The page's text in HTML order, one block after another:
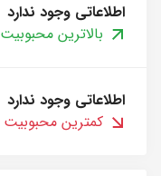
اطلاعاتی وجود ندارد
بالاترین محبوبیت
اطلاعاتی وجود ندارد
کمترین محبوبیت